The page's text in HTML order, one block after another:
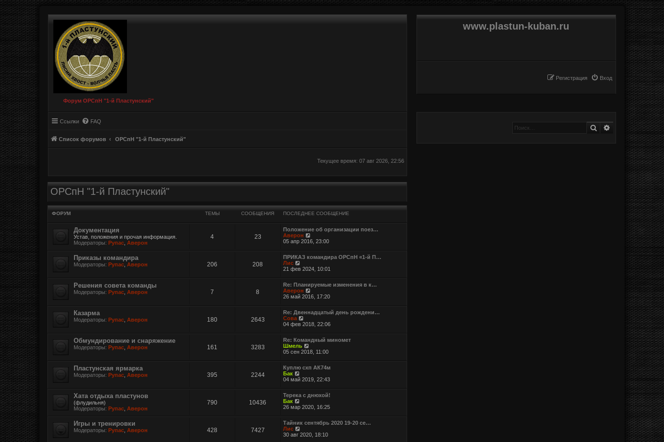
Форум ОРСпН "1-й Пластунский"
www.plastun-kuban.ru
Вход
Регистрация
Ссылки FAQ
Список форумов ОРСпН "1-й Пластунский"
Поиск Расширенный
Текущее время: 07 авг 2026, 22:56
ОРСпН "1-й Пластунский"
ФОРУМ ТЕМЫ СООБЩЕНИЯ ПОСЛЕДНЕЕ СООБЩЕНИЕ
Документация
Устав, положения и прочая информация.
Модераторы: Рупас Аверон
4 23
Положение об организации поез…
Аверон
е
е
й
и
о
с
л
е
д
е
у
с
о
щ
е
н
и
ю
05 апр 2016, 23:00
Приказы командира
Модераторы: Рупас Аверон 206 208
ПРИКАЗ командира ОРСпН «1-й П…
Лис
е
е
й
т
и
о
с
л
е
д
н
е
у
с
о
е
н
и
ю
21 фев 2024, 10:01
Решения совета команды
Модераторы: Рупас Аверон 7 8
Re: Планируемые изменения в к…
Аверон
е
е
й
и
о
с
л
е
д
е
у
с
о
е
н
и
26 май 2016, 17:20
Казарма
Модераторы: Рупас Аверон 180 2643
Re: Двеннадцатый день рождени…
Сова
е
е
й
т
и
о
с
л
е
д
е
у
с
о
04 фев 2018, 22:06
Обмундирование и снаряжение
Модераторы: Рупас Аверон 161 3283
Re: Командный миномет
Шмель
е
е
й
и
о
с
л
е
д
е
05 сен 2018, 11:00
Пластунская ярмарка
Модераторы: Рупас Аверон 395 2244
Куплю схп АК74м
Бак
е
е
й
и
о
с
л
04 май 2019, 22:43
Хата отдыха пластунов
(флудильня)
Модераторы: Рупас Аверон
790 10436
Терека с днюхой!
Бак
е
е
й
и
26 мар 2020, 16:25
Игры и тренировки
Модераторы: Рупас Аверон 428 7427
Тайник сентябрь 2020 19-20 се…
Лис
е
30 авг 2020, 18:10